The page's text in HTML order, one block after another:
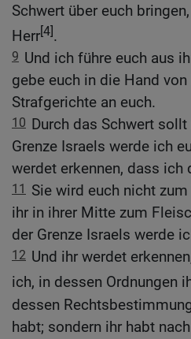
Schwert über euch
Herr[4].
9 Und ich führe euch aus
gebe euch in die Hand
Strafgerichte an euch.
10 Durch das Schwert
Grenze Israels werde ich
werdet erkennen, dass ich
11
Sie wird euch nicht
ihr in ihrer Mitte zum
der Grenze Israels werde
12 Und ihr werdet
ich, in dessen Ordnungen
dessen
habt; sondern ihr habt